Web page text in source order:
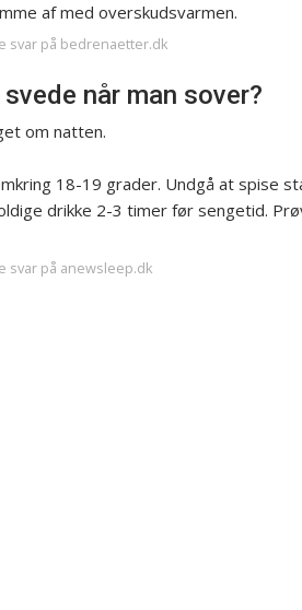
af med overskudsvarmen.
svar på bedrenaetter.dk
når man sover?
om natten.
18-19 grader. Undgå at spise
drikke 2-3 timer før sengetid.
svar på anewsleep.dk